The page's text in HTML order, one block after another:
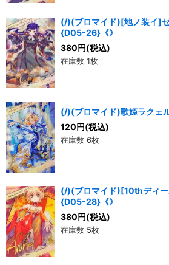
(/)(ブロマイド)[地ノ装イ]
{D05-26}《》
380 円(税込)
在庫数 1枚
(/)(ブロマイド)歌姫ラクェ
120円(税込)
在庫数 6枚
(/)(ブロマイド)[10thディー
{D05-28}《》
380円(税込)
在庫数 5枚